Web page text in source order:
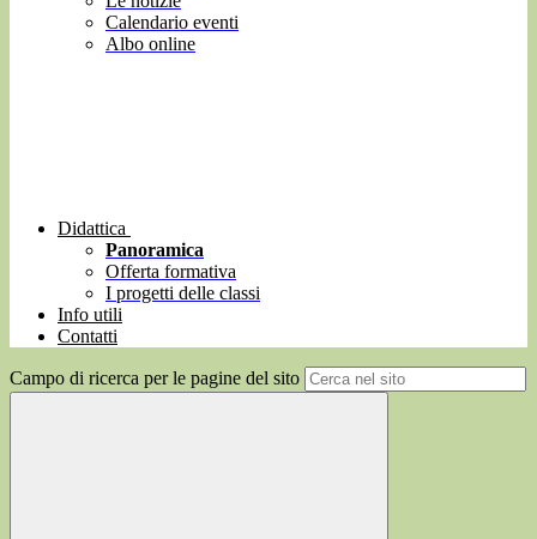
Calendario eventi
Albo online
Didattica
Panoramica
Offerta formativa
I progetti delle classi
Info utili
Contatti
Campo di ricerca per le pagine del sito